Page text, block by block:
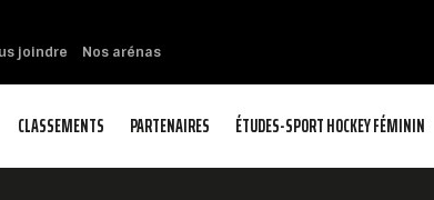
joindre Nos arénas
CLASSEMENTS PARTENAIRES ÉTUDES-SPORT HOCKEY FÉMININ